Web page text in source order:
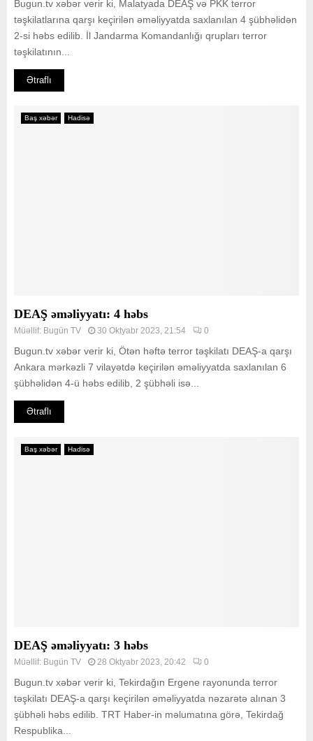
Bugun.tv xəbər verir ki, Malatyada DEAŞ və PKK terror
təşkilatlarına qarşı keçirilən əməliyyatda saxlanılan 4 şübhəlidən
2-si həbs edilib. İl Jandarma Komandanlığı qrupları terror
təşkilatının...
Ətraflı
Baş xəbər Hadisə
DEAŞ əməliyyatı: 4 həbs
Müəllif: Bugün TV 30 Oktyabr 2023, 21:54 0
Bugun.tv xəbər verir ki, Ötən həftə terror təşkilatı DEAŞ-a qarşı
Ankara mərkəzli 7 vilayətdə keçirilən əməliyyatda saxlanılan 6
şübhəlidən 4-ü həbs edilib, 2 şübhəli isə...
Ətraflı
Baş xəbər Hadisə
DEAŞ əməliyyatı: 3 həbs
Müəllif: Bugün TV 28 Oktyabr 2023, 20:42 0
Bugun.tv xəbər verir ki, Tekirdağın Ergene rayonunda terror
təşkilatı DEAŞ-a qarşı keçirilən əməliyyatda nəzarətə alınan 3
şübhəli həbs edilib. TRT Haber-in məlumatına görə, Tekirdağ
Respublika...